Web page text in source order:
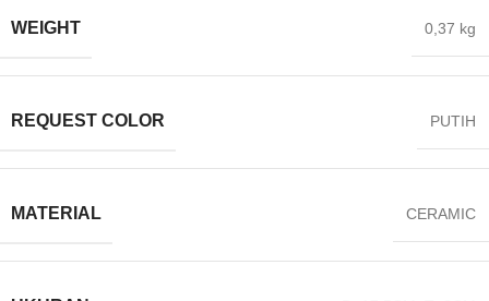
WEIGHT 0,37 kg
REQUEST COLOR PUTIH
MATERIAL CERAMIC